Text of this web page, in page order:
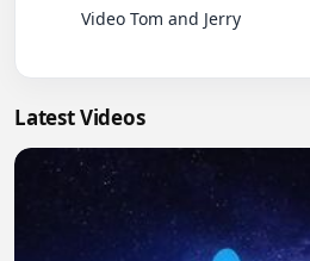
Latest Videos